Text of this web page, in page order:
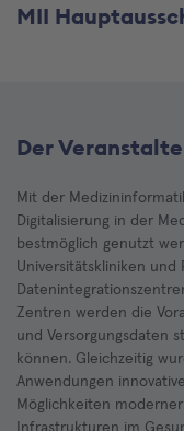
MII
Der
Mit der
Digitalisierung in der
bestmöglich genutzt
Universitätskliniken und
Zentren werden die
und Versorgungsdaten
können. Gleichzeitig
Anwendungen
Möglichkeiten
Infrastrukturen im